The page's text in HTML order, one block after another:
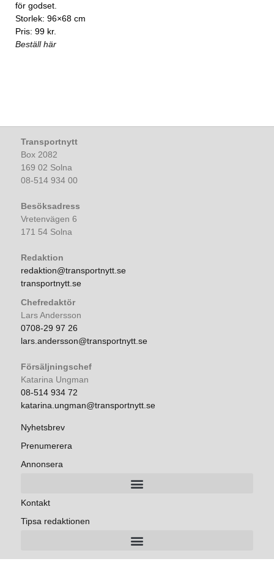
för godset.
Storlek: 96×68 cm
Pris: 99 kr.
Beställ här
Transportnytt
Box 2082
169 02 Solna
08-514 934 00
Besöksadress
Vretenvägen 6
171 54 Solna
Redaktion
redaktion@transportnytt.se
transportnytt.se
Chefredaktör
Lars Andersson
0708-29 97 26
lars.andersson@transportnytt.se
Försäljningschef
Katarina Ungman
08-514 934 72
katarina.ungman@transportnytt.se
Nyhetsbrev
Prenumerera
Annonsera
Kontakt
Tipsa redaktionen